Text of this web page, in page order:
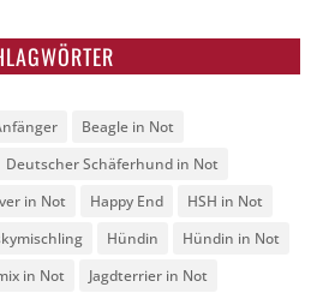
Beagle in Not
Deutscher Schäferhund in Not
in Not Happy End
HSH in Not
Hündin
Hündin in Not
in Not
Jagdterrier in Not